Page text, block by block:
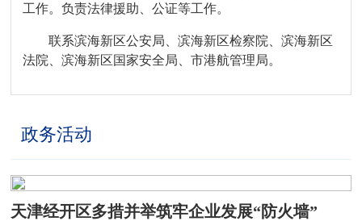
工作。负责法律援助、公证等工作。
联系滨海新区公安局、滨海新区检察院、滨海新区
法院、滨海新区国家安全局、市港航管理局。
政务活动
天津经开区多措并举筑牢企业发展“防火墙”